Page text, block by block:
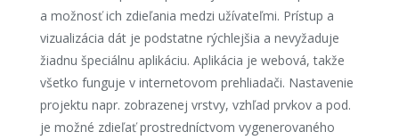
a možnosť ich zdieľania medzi užívateľmi. Prístup a
vizualizácia dát je podstatne rýchlejšia a nevyžaduje
žiadnu špeciálnu aplikáciu. Aplikácia je webová, takže
všetko funguje v internetovom prehliadači. Nastavenie
projektu napr. zobrazenej vrstvy, vzhľad prvkov a pod.
je možné zdieľať prostredníctvom vygenerovaného